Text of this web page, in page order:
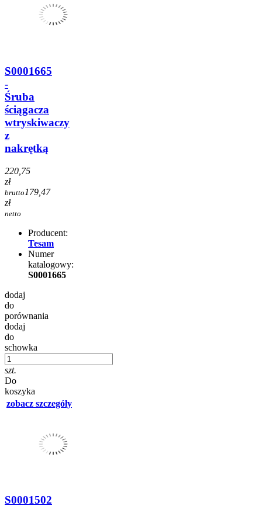
S0001665
-
Śruba
ściągacza
wtryskiwaczy
z
nakrętką
220,75
zł
brutto 179,47
zł
netto
Producent:
Tesam
Numer
katalogowy:
S0001665
dodaj
do
porównania
dodaj
do
schowka
szt.
Do
koszyka
zobacz szczegóły
S0001502